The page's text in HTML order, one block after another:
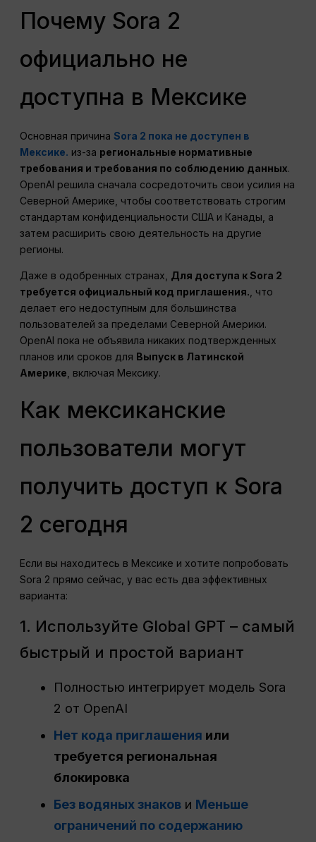
Почему Sora 2
официально не
доступна в Мексике
Основная причинаSora 2 пока не доступен в
Мексике. из-за региональные нормативные
требования и требования по соблюдению данных.
OpenAI решила сначала сосредоточить свои усилия на
Северной Америке, чтобы соответствовать строгим
стандартам конфиденциальности США и Канады, а
затем расширить свою деятельность на другие
регионы.
Даже в одобренных странах, Для доступа к Sora 2
требуется официальный код приглашения. , что
делает его недоступным для большинства
пользователей за пределами Северной Америки.
OpenAI пока не объявила никаких подтвержденных
планов или сроков для Выпуск в Латинской
Америке , включая Мексику.
Как мексиканские
пользователи могут
получить доступ к Sora
2 сегодня
Если вы находитесь в Мексике и хотите попробовать
Sora 2 прямо сейчас, у вас есть два эффективных
варианта:
1. Используйте Global GPT – самый
быстрый и простой вариант
Полностью интегрирует модель Sora
2 от OpenAI
Нет кода приглашения или
требуется региональная
блокировка
Без водяных знаков и Меньше
ограничений по содержанию